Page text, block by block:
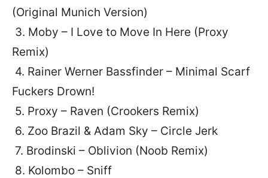
(Original Munich Version)
3. Moby – I Love to Move In Here (Proxy
Remix)
4. Rainer Werner Bassfinder – Minimal Scarf
Fuckers Drown!
5. Proxy – Raven (Crookers Remix)
6. Zoo Brazil & Adam Sky – Circle Jerk
7. Brodinski – Oblivion (Noob Remix)
8. Kolombo – Sniff